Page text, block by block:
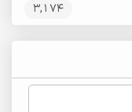
3,174